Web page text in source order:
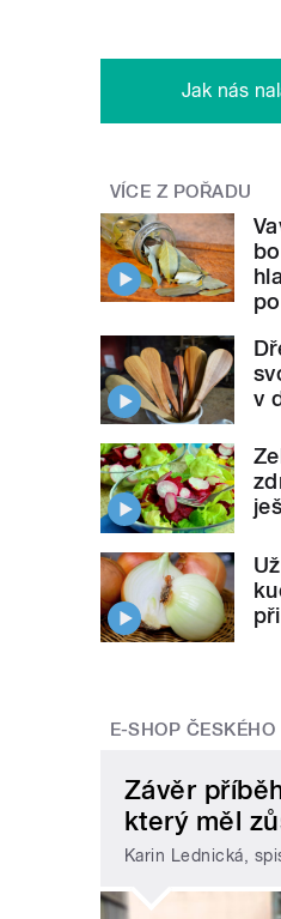
Jak nás
VÍCE Z POŘADU
v
E-SHOP
Závěr
který měl
Karin Lednická,